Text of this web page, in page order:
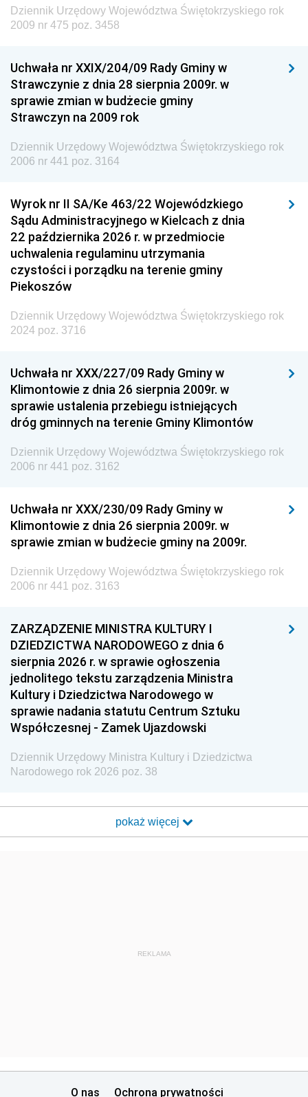
Dziennik Urzędowy Ministra Edukacji
Dziennik Urzędowy Ministra Przemysłu
Dziennik Urzędowy Ministra Finansów i Gospodarki
Dziennik Urzędowy Ministra do Spraw Unii
Dziennik Urzędowy Agencji Wywiadu
Dziennik Urzędowy Województwa Świętokrzyskiego rok
2009 nr 475 poz. 3458
Uchwała nr XXIX/204/09 Rady Gminy w
Strawczynie z dnia 28 sierpnia 2009r. w
sprawie zmian w budżecie gminy
Strawczyn na 2009 rok
Dziennik Urzędowy Województwa Świętokrzyskiego rok
2006 nr 441 poz. 3164
Wyrok nr II SA/Ke 463/22 Wojewódzkiego
Sądu Administracyjnego w Kielcach z dnia
22 października 2026 r. w przedmiocie
uchwalenia regulaminu utrzymania
czystości i porządku na terenie gminy
Piekoszów
Dziennik Urzędowy Województwa Świętokrzyskiego rok
2024 poz. 3716
Uchwała nr XXX/227/09 Rady Gminy w
Klimontowie z dnia 26 sierpnia 2009r. w
sprawie ustalenia przebiegu istniejących
dróg gminnych na terenie Gminy Klimontów
Dziennik Urzędowy Województwa Świętokrzyskiego rok
2006 nr 441 poz. 3162
Uchwała nr XXX/230/09 Rady Gminy w
Klimontowie z dnia 26 sierpnia 2009r. w
sprawie zmian w budżecie gminy na 2009r.
Dziennik Urzędowy Województwa Świętokrzyskiego rok
2006 nr 441 poz. 3163
ZARZĄDZENIE MINISTRA KULTURY I
DZIEDZICTWA NARODOWEGO z dnia 6
sierpnia 2026 r. w sprawie ogłoszenia
jednolitego tekstu zarządzenia Ministra
Kultury i Dziedzictwa Narodowego w
sprawie nadania statutu Centrum Sztuku
Współczesnej - Zamek Ujazdowski
Dziennik Urzędowy Ministra Kultury i Dziedzictwa
Narodowego rok 2026 poz. 38
pokaż więcej
REKLAMA
O nas Ochrona prywatności